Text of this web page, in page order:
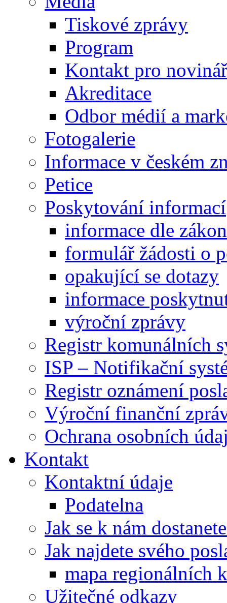
Tiskové zprávy
Program
Kontakt pro
Akreditace
Odbor médií a
Fotogalerie
Informace v českém
Petice
Poskytování informací
informace dle
formulář žádosti o
opakující se dotazy
informace
výroční zprávy
Registr komunálních
ISP – Notifikační
Registr oznámení
Výroční finanční
Ochrana osobních
Kontakt
Kontaktní údaje
Podatelna
Jak se k nám
Jak najdete svého
mapa regionálních
Užitečné odkazy